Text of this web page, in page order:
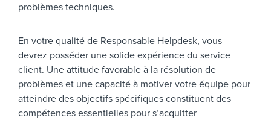
problèmes techniques.
En votre qualité de Responsable Helpdesk, vous
devrez posséder une solide expérience du service
client. Une attitude favorable à la résolution de
problèmes et une capacité à motiver votre équipe pour
atteindre des objectifs spécifiques constituent des
compétences essentielles pour s’acquitter